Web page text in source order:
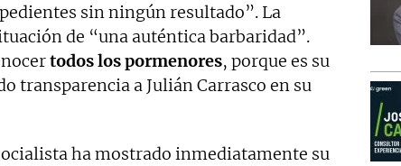
sin ningún resultado”. La
de “una auténtica barbaridad”.
todos los pormenores, porque es su
transparencia a Julián Carrasco en su
ha mostrado inmediatamente su